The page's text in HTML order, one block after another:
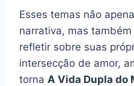
Esses temas não
narrativa, mas
refletir sobre suas
intersecção de amor,
torna A Vida Dupla do